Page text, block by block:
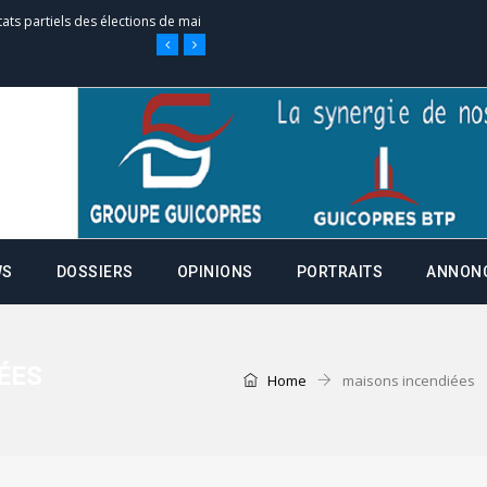
partiels des élections de mai
partiels des élections de mai
joignable au 105, ouvert
campagnes ce jeudi 28 mai à
DOSSIERS OPINIONS PORTRAITS
Home maisons incendiées